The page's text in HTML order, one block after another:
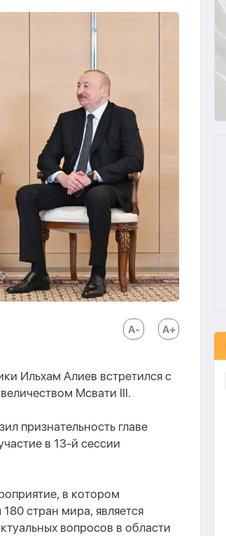
Ильхам Алиев встретился с
Мсвати III.
признательность главе
в 13-й сессии
в котором
стран мира, является
вопросов в области